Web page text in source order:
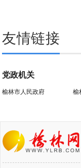
友情链接
党政机关
榆林市人民政府 榆